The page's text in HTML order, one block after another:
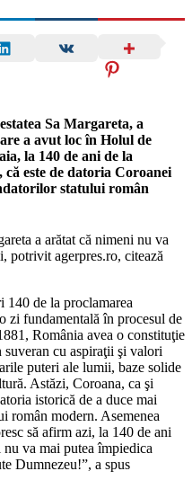
Sa Margareta, a
a avut loc în Holul de
la 140 de ani de la
este de datoria Coroanei
statului român
a arătat că nimeni nu va
potrivit agerpres.ro, citează
140 de la proclamarea
zi fundamentală în procesul de
România avea o constituţie
cu aspiraţii şi valori
puteri ale lumii, baze solide
Astăzi, Coroana, ca şi
istorică de a duce mai
român modern. Asemenea
să afirm azi, la 140 de ani
va mai putea împiedica
Dumnezeu!”, a spus